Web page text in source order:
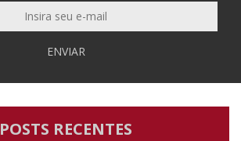
ENVIAR
POSTS RECENTES